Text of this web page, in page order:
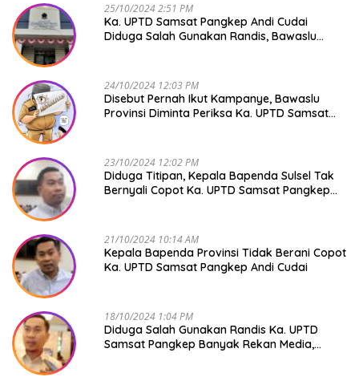
25/10/2024 2:51 PM
Ka. UPTD Samsat Pangkep Andi Cudai
Diduga Salah Gunakan Randis, Bawaslu
24/10/2024 12:03 PM
Disebut Pernah Ikut Kampanye, Bawaslu
Provinsi Diminta Periksa Ka. UPTD Samsat
23/10/2024 12:02 PM
Diduga Titipan, Kepala Bapenda Sulsel Tak
Bernyali Copot Ka. UPTD Samsat Pangkep
21/10/2024 10:14 AM
Kepala Bapenda Provinsi Tidak Berani Copot
Ka. UPTD Samsat Pangkep Andi Cudai
18/10/2024 1:04 PM
Diduga Salah Gunakan Randis Ka. UPTD
Samsat Pangkep Banyak Rekan Media,